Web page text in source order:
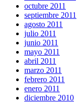
octubre 2011
septiembre 2011
agosto 2011
julio 2011
junio 2011
mayo 2011
abril 2011
marzo 2011
febrero 2011
enero 2011
diciembre 2010